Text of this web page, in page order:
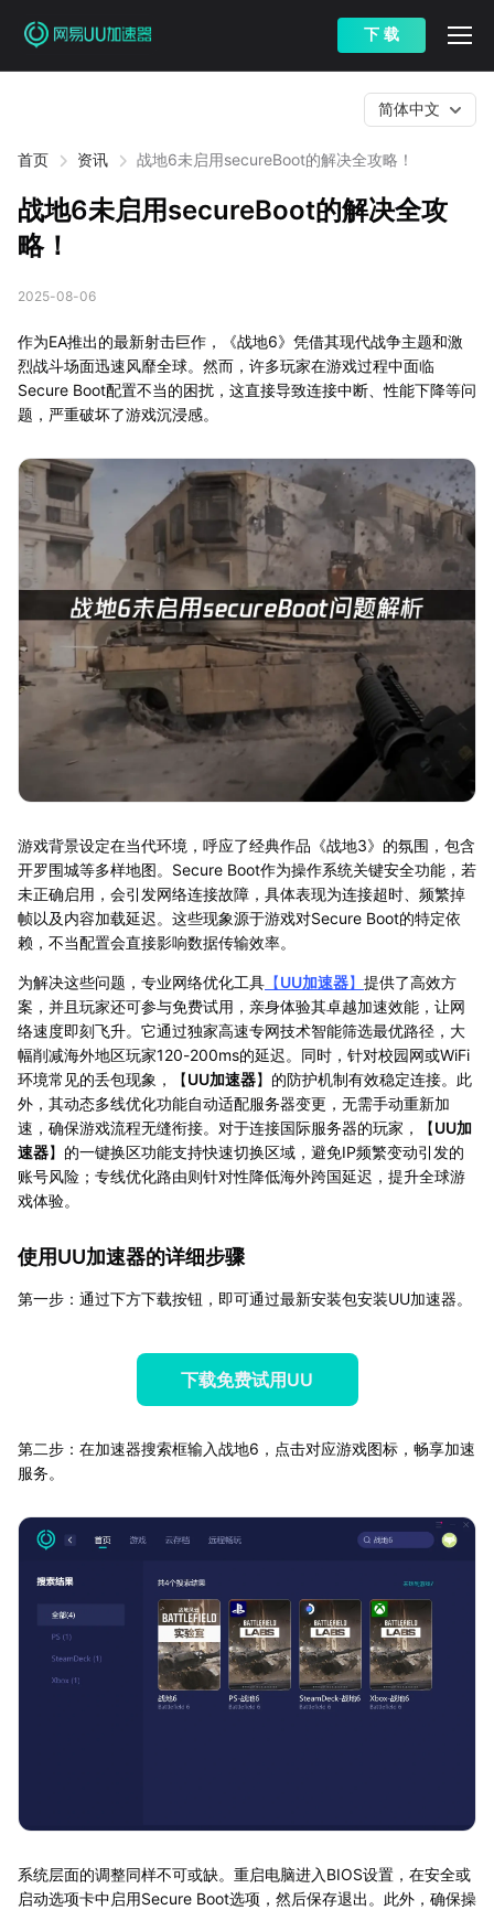
下 载
首页 资讯 战地6未启用secureBoot的解决全攻略！
简体中文
战地6未启用secureBoot的解决全攻
略！
2025-08-06
作为EA推出的最新射击巨作，《战地6》凭借其现代战争主题和激
烈战斗场面迅速风靡全球。然而，许多玩家在游戏过程中面临
Secure Boot配置不当的困扰，这直接导致连接中断、性能下降等问
题，严重破坏了游戏沉浸感。
游戏背景设定在当代环境，呼应了经典作品《战地3》的氛围，包含
开罗围城等多样地图。Secure Boot作为操作系统关键安全功能，若
未正确启用，会引发网络连接故障，具体表现为连接超时、频繁掉
帧以及内容加载延迟。这些现象源于游戏对Secure Boot的特定依
赖，不当配置会直接影响数据传输效率。
为解决这些问题，专业网络优化工具 【UU加速器】 提供了高效方
案，并且玩家还可参与免费试用，亲身体验其卓越加速效能，让网
络速度即刻飞升。它通过独家高速专网技术智能筛选最优路径，大
幅削减海外地区玩家120-200ms的延迟。同时，针对校园网或WiFi
环境常见的丢包现象，【UU加速器】的防护机制有效稳定连接。此
外，其动态多线优化功能自动适配服务器变更，无需手动重新加
速，确保游戏流程无缝衔接。对于连接国际服务器的玩家，【UU加
速器】的一键换区功能支持快速切换区域，避免IP频繁变动引发的
账号风险；专线优化路由则针对性降低海外跨国延迟，提升全球游
戏体验。
使用UU加速器的详细步骤
第一步：通过下方下载按钮，即可通过最新安装包安装UU加速器。
下载免费试用UU
第二步：在加速器搜索框输入战地6，点击对应游戏图标，畅享加速
服务。
系统层面的调整同样不可或缺。重启电脑进入BIOS设置，在安全或
启动选项卡中启用Secure Boot选项，然后保存退出。此外，确保操